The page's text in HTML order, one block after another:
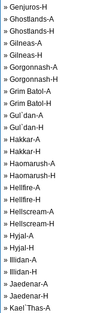
» Genjuros-H
» Ghostlands-A
» Ghostlands-H
» Gilneas-A
» Gilneas-H
» Gorgonnash-A
» Gorgonnash-H
» Grim Batol-A
» Grim Batol-H
» Gul`dan-A
» Gul`dan-H
» Hakkar-A
» Hakkar-H
» Haomarush-A
» Haomarush-H
» Hellfire-A
» Hellfire-H
» Hellscream-A
» Hellscream-H
» Hyjal-A
» Hyjal-H
» Illidan-A
» Illidan-H
» Jaedenar-A
» Jaedenar-H
» Kael`Thas-A